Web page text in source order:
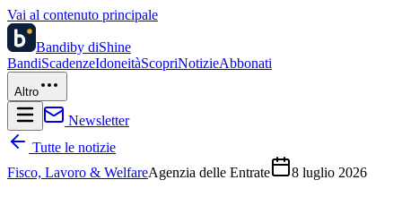
Vai al contenuto principale
Bandiby diShine
BandiScadenzeIdoneitàScopriNotizieAbbonati
Altro
Newsletter
Tutte le notizie
Fisco, Lavoro & WelfareAgenzia delle Entrate 8 luglio 2026